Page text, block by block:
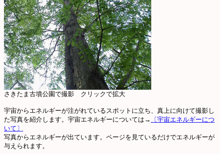
さきたま古墳公園で撮影 クリックで拡大
宇宙からエネルギーが注がれているスポットに立ち、真上に向けて撮影し
た写真を紹介します。宇宙エネルギーについては→
〔宇宙エネルギーにつ
いて〕
写真からエネルギーが出ています。ページを見ているだけでエネルギーが
与えられます。